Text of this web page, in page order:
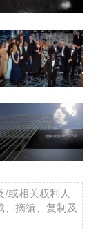
/或相关权利人
摘编、复制及